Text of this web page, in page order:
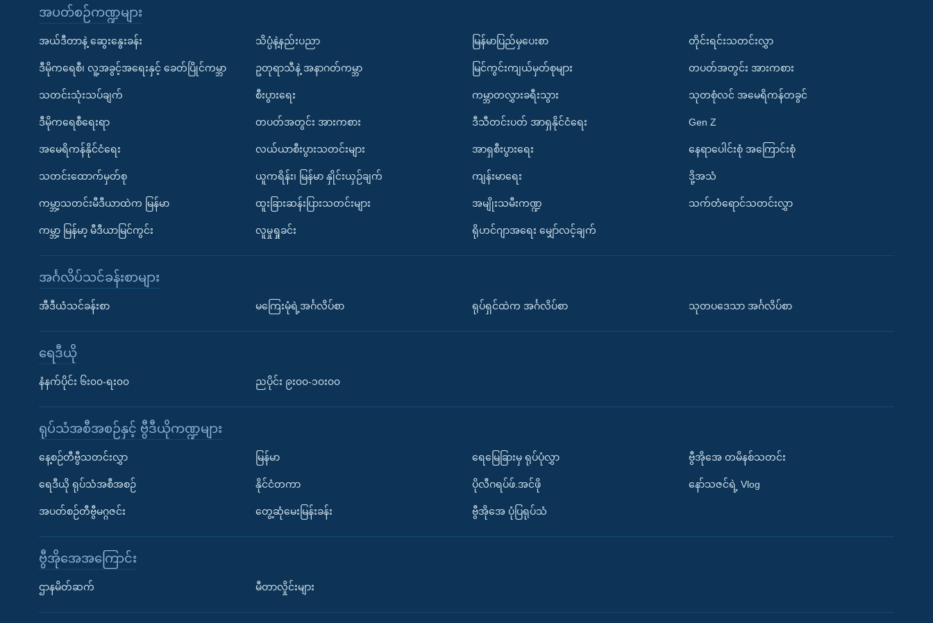
အပတ်စဉ်ကဏ္ဍများ
အယ်ဒီတာနဲ့ ဆွေးနွေးခန်း
ဒီမိုကရေစီ၊ လူ့အခွင့်အရေးနှင့် ခေတ်ပြိုင်ကမ္ဘာ
သတင်းသုံးသပ်ချက်
ဒီမိုကရေစီရေးရာ
အမေရိကန်နိုင်ငံရေး
သတင်းထောက်မှတ်စု
ကမ္ဘာ့သတင်းမီဒီယာထဲက မြန်မာ
ကမ္ဘာ့ မြန်မာ့ မီဒီယာမြင်ကွင်း
သိပ္ပံနဲ့နည်းပညာ
ဥတုရာသီနဲ့ အနာဂတ်ကမ္ဘာ
စီးပွားရေး
တပတ်အတွင်း အားကစား
လယ်ယာစီးပွားသတင်းများ
ယူကရိန်း၊ မြန်မာ နှိုင်းယှဉ်ချက်
ထူးခြားဆန်းပြားသတင်းများ
လူမှုရှုခင်း
မြန်မာပြည်မှပေးစာ
မြင်ကွင်းကျယ်မှတ်စုများ
ကမ္ဘာတလွှားခရီးသွား
ဒီသီတင်းပတ် အာရှနိုင်ငံရေး
အာရှစီးပွားရေး
ကျန်းမာရေး
အမျိုးသမီးကဏ္ဍ
ရိုဟင်ဂျာအရေး မျှော်လင့်ချက်
တိုင်းရင်းသတင်းလွှာ
တပတ်အတွင်း အားကစား
သုတစုံလင် အမေရိကန်တခွင်
Gen Z
နေရာပေါင်းစုံ အကြောင်းစုံ
ဒို့အသံ
သက်တံရောင်သတင်းလွှာ
အင်္ဂလိပ်သင်ခန်းစာများ
အီဒီယံသင်ခန်းစာ မကြေးမုံရဲ့အင်္ဂလိပ်စာ ရုပ်ရှင်ထဲက အင်္ဂလိပ်စာ သုတပဒေသာ အင်္ဂလိပ်စာ
ရေဒီယို
နံနက်ပိုင်း ၆း၀၀-ရး၀၀ ညပိုင်း ၉း၀၀-၁၀း၀၀
ရုပ်သံအစီအစဉ်နှင့် ဗွီဒီယိုကဏ္ဍများ
နေ့စဉ်တီဗွီသတင်းလွှာ
ရေဒီယို ရုပ်သံအစီအစဉ်
အပတ်စဉ်တီဗွီမဂ္ဂဇင်း
မြန်မာ
နိုင်ငံတကာ
တွေ့ဆုံမေးမြန်းခန်း
ရေမြေခြားမှ ရုပ်ပုံလွှာ
ပိုလီဂရပ်ဖ်.အင်ဖို
ဗွီအိုအေ ပုံပြရုပ်သံ
ဗွီအိုအေ တမိနစ်သတင်း
နော်သဇင်ရဲ့ Vlog
ဗွီအိုအေအကြောင်း
ဌာနမိတ်ဆက် မီတာလှိုင်းများ